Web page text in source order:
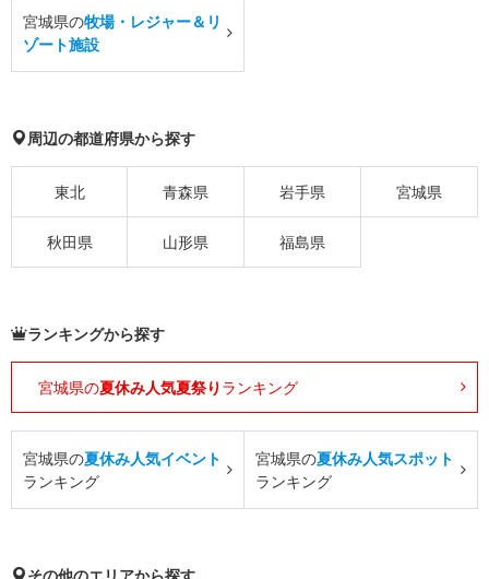
宮城県の牧場・レジャー＆リ
ゾート施設
周辺の都道府県から探す
東北 青森県 岩手県 宮城県
秋田県 山形県 福島県
ランキングから探す
宮城県の夏休み人気夏祭り ランキング
宮城県の夏休み人気イベント
ランキング
宮城県の夏休み人気スポット
ランキング
その他のエリアから探す